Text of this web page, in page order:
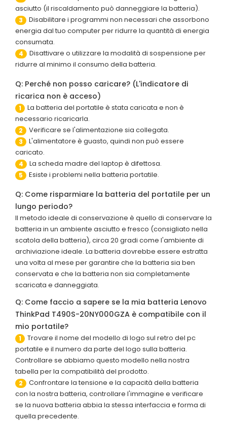
asciutto (il riscaldamento può danneggiare la batteria).
3
Disabilitare i programmi non necessari che assorbono
energia dal tuo computer per ridurre la quantità di energia
consumata.
4
Disattivare o utilizzare la modalità di sospensione per
ridurre al minimo il consumo della batteria.
Q: Perché non posso caricare? (L'indicatore di
ricarica non è acceso)
1
La batteria del portatile è stata caricata e non è
necessario ricaricarla.
2 Verificare se l'alimentazione sia collegata.
3
L'alimentatore è guasto, quindi non può essere
caricato.
4 La scheda madre del laptop è difettosa.
5 Esiste i problemi nella batteria portatile.
Q: Come risparmiare la batteria del portatile per un
lungo periodo?
Il metodo ideale di conservazione è quello di conservare la
batteria in un ambiente asciutto e fresco (consigliato nella
scatola della batteria), circa 20 gradi come l'ambiente di
archiviazione ideale. La batteria dovrebbe essere estratta
una volta al mese per garantire che la batteria sia ben
conservata e che la batteria non sia completamente
scaricata e danneggiata.
Q: Come faccio a sapere se la mia batteria Lenovo
ThinkPad T490S-20NY000GZA è compatibile con il
mio portatile?
1
Trovare il nome del modello di logo sul retro del pc
portatile e il numero da parte del logo sulla batteria.
Controllare se abbiamo questo modello nella nostra
tabella per la compatibilità del prodotto.
2
Confrontare la tensione e la capacità della batteria
con la nostra batteria, controllare l'immagine e verificare
se la nuova batteria abbia la stessa interfaccia e forma di
quella precedente.